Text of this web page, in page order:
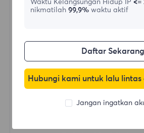
Penggunaan Data Tanpa
Penggunaan IP Tanpa Batas
Lebih dari 50 wilayah di
Negara Acak
Waktu Kelangsungan Hidup IP <=
nikmatilah 99,9%waktu aktif
Daftar Sekarang
Hubungi kami untuk lalu
Jangan ingatkan